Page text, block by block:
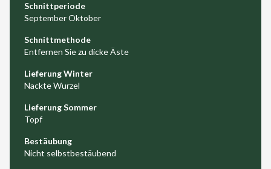
Schnittperiode
September Oktober
Schnittmethode
Entfernen Sie zu dicke Äste
Lieferung Winter
Nackte Wurzel
Lieferung Sommer
Topf
Bestäubung
Nicht selbstbestäubend